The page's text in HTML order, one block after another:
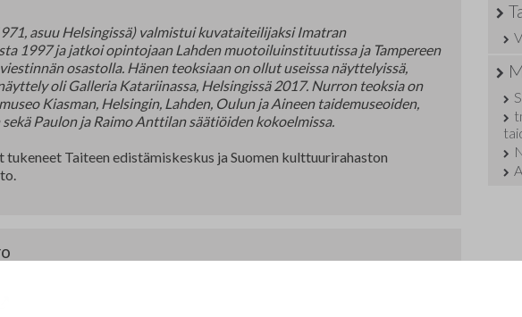
asuu Helsingissä) valmistui kuvataiteilijaksi Imatran
1997 ja jatkoi opintojaan Lahden muotoiluinstituutissa ja Tampereen
osastolla. Hänen teoksiaan on ollut useissa näyttelyissä,
oli Galleria Katariinassa, Helsingissä 2017. Nurron teoksia on
Kiasman, Helsingin, Lahden, Oulun ja Aineen taidemuseoiden,
Paulon ja Raimo Anttilan säätiöiden kokoelmissa.
tukeneet Taiteen edistämiskeskus ja Suomen kulttuurirahaston